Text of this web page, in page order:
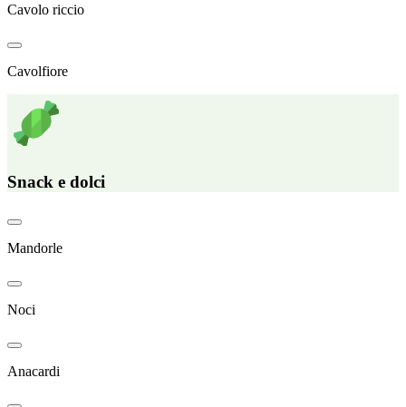
Cavolo riccio
Cavolfiore
Snack e dolci
Mandorle
Noci
Anacardi